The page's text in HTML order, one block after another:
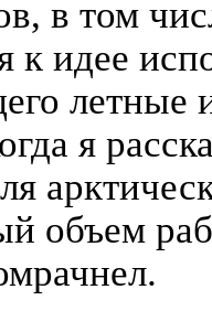
в том
к идее
летные
я
объем